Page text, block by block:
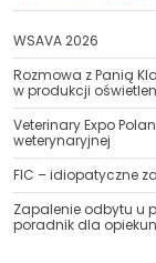
WSAVA 2026
Rozmowa z Panią
w produkcji
Veterinary Expo
weterynaryjnej
FIC – idiopatyczne
Zapalenie odbytu u
poradnik dla